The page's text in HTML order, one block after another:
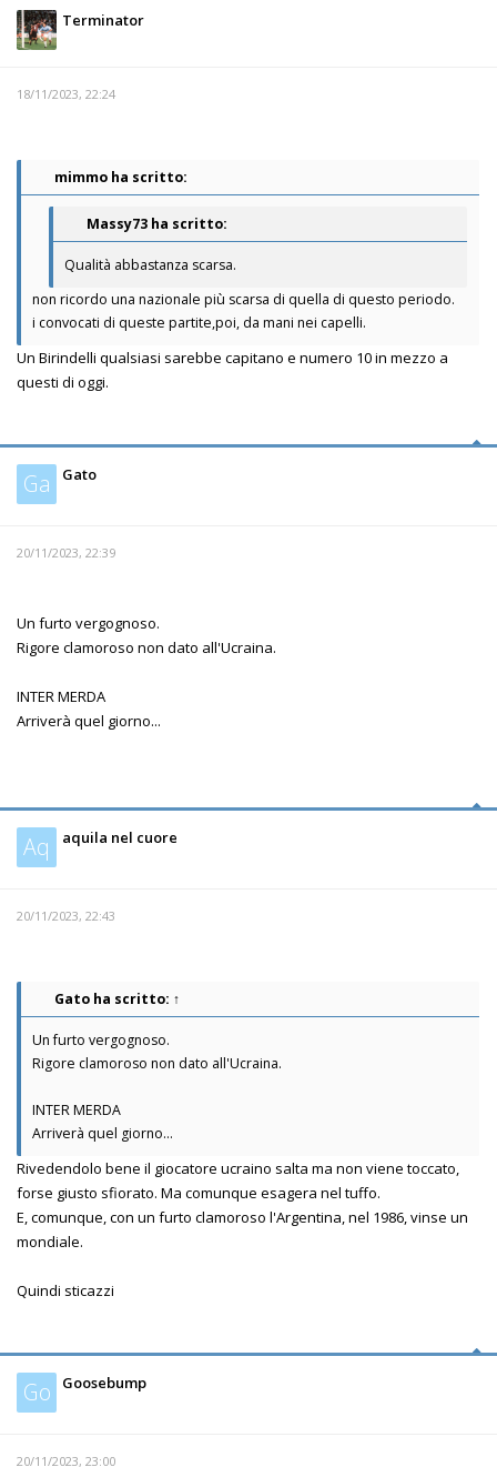
Terminator
18/11/2023, 22:24
mimmo ha scritto:
Massy73 ha scritto:
Qualità abbastanza scarsa.
non ricordo una nazionale più scarsa di quella di questo periodo.
i convocati di queste partite,poi, da mani nei capelli.
Un Birindelli qualsiasi sarebbe capitano e numero 10 in mezzo a
questi di oggi.
Ga Gato
20/11/2023, 22:39
Un furto vergognoso.
Rigore clamoroso non dato all'Ucraina.
INTER MERDA
Arriverà quel giorno...
Aq aquila nel cuore
20/11/2023, 22:43
Gato ha scritto: ↑
Un furto vergognoso.
Rigore clamoroso non dato all'Ucraina.
INTER MERDA
Arriverà quel giorno...
Rivedendolo bene il giocatore ucraino salta ma non viene toccato,
forse giusto sfiorato. Ma comunque esagera nel tuffo.
E, comunque, con un furto clamoroso l'Argentina, nel 1986, vinse un
mondiale.
Quindi sticazzi
Go Goosebump
20/11/2023, 23:00